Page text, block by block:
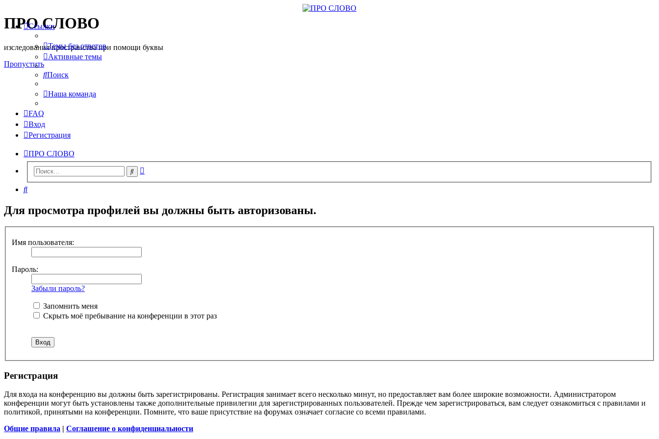
ПРО СЛОВО
изследования пространства при помощи буквы
Пропустить
Ссылки
Темы без ответов
Активные темы
Поиск
Наша команда
FAQ
Вход
Регистрация
ПРО СЛОВО
Поиск
Поиск
Для просмотра профилей вы должны быть авторизованы.
Имя пользователя:
Пароль:
Забыли пароль?
Запомнить меня
Скрыть моё пребывание на конференции в этот раз
Регистрация
Для входа на конференцию вы должны быть зарегистрированы. Регистрация занимает всего несколько минут, но предоставляет вам более широкие возможности. Администратором
конференции могут быть установлены также дополнительные привилегии для зарегистрированных пользователей. Прежде чем зарегистрироваться, вам следует ознакомиться с правилами и
политикой, принятыми на конференции. Помните, что ваше присутствие на форумах означает согласие со всеми правилами.
Общие правила | Соглашение о конфиденциальности